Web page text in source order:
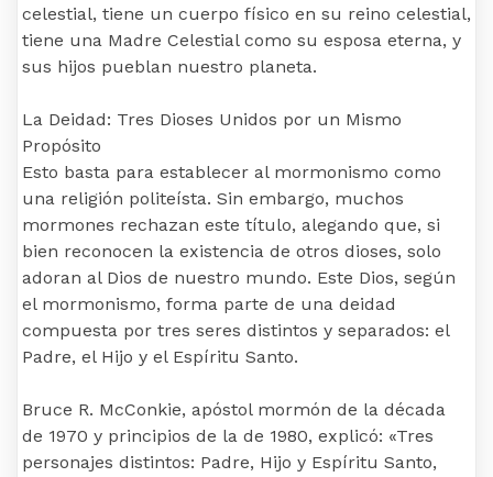
celestial, tiene un cuerpo físico en su reino celestial,
tiene una Madre Celestial como su esposa eterna, y
sus hijos pueblan nuestro planeta.
La Deidad: Tres Dioses Unidos por un Mismo
Propósito
Esto basta para establecer al mormonismo como
una religión politeísta. Sin embargo, muchos
mormones rechazan este título, alegando que, si
bien reconocen la existencia de otros dioses, solo
adoran al Dios de nuestro mundo. Este Dios, según
el mormonismo, forma parte de una deidad
compuesta por tres seres distintos y separados: el
Padre, el Hijo y el Espíritu Santo.
Bruce R. McConkie, apóstol mormón de la década
de 1970 y principios de la de 1980, explicó: «Tres
personajes distintos: Padre, Hijo y Espíritu Santo,